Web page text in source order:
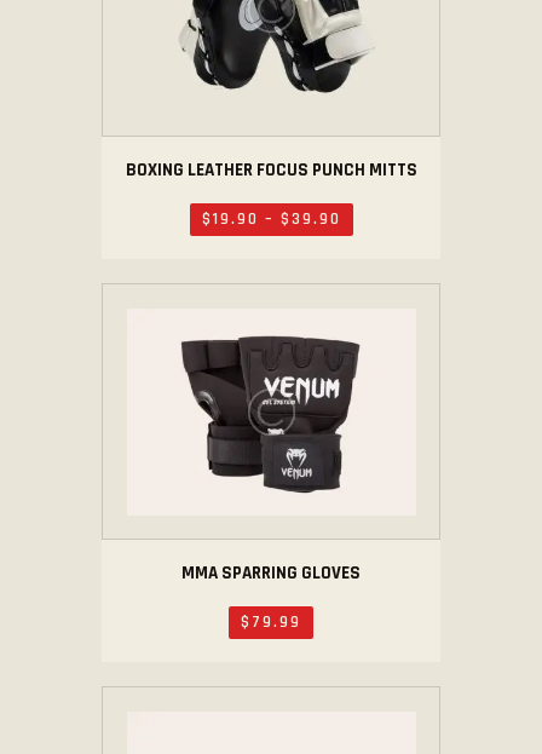
BOXING LEATHER FOCUS PUNCH MITTS
$19.90 – $39.90
MMA SPARRING GLOVES
$ 79.99